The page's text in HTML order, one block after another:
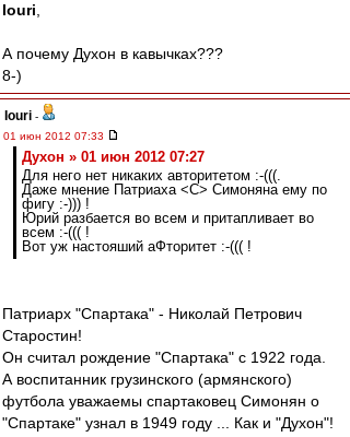
Iouri
А почему Духон в кавычках???
8-)
Iouri -
01 июн 2012 07:33
Духон » 01 июн 2012 07:27
Для него нет никаких авторитетом :-(((.
Даже мнение Патриаха <C> Симоняна ему по
фигу :-))) !
Юрий разбается во всем и притапливает во
всем :-((( !
Вот уж настояший аФторитет :-((( !
Патриарх "Спартака" - Николай Петрович
Старостин!
Он считал рождение "Спартака" с 1922 года.
А воспитанник грузинского (армянского)
футбола уважаемы спартаковец Симонян о
"Спартаке" узнал в 1949 году ... Как и "Духон"!